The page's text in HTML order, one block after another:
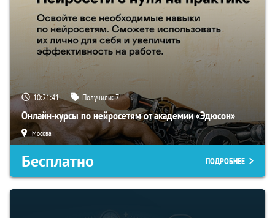
10:21:40 Получили:7
Онлайн-курсы по нейросетям от академии «Эдюсон»
Москва
Бесплатно ПОДРОБНЕЕ